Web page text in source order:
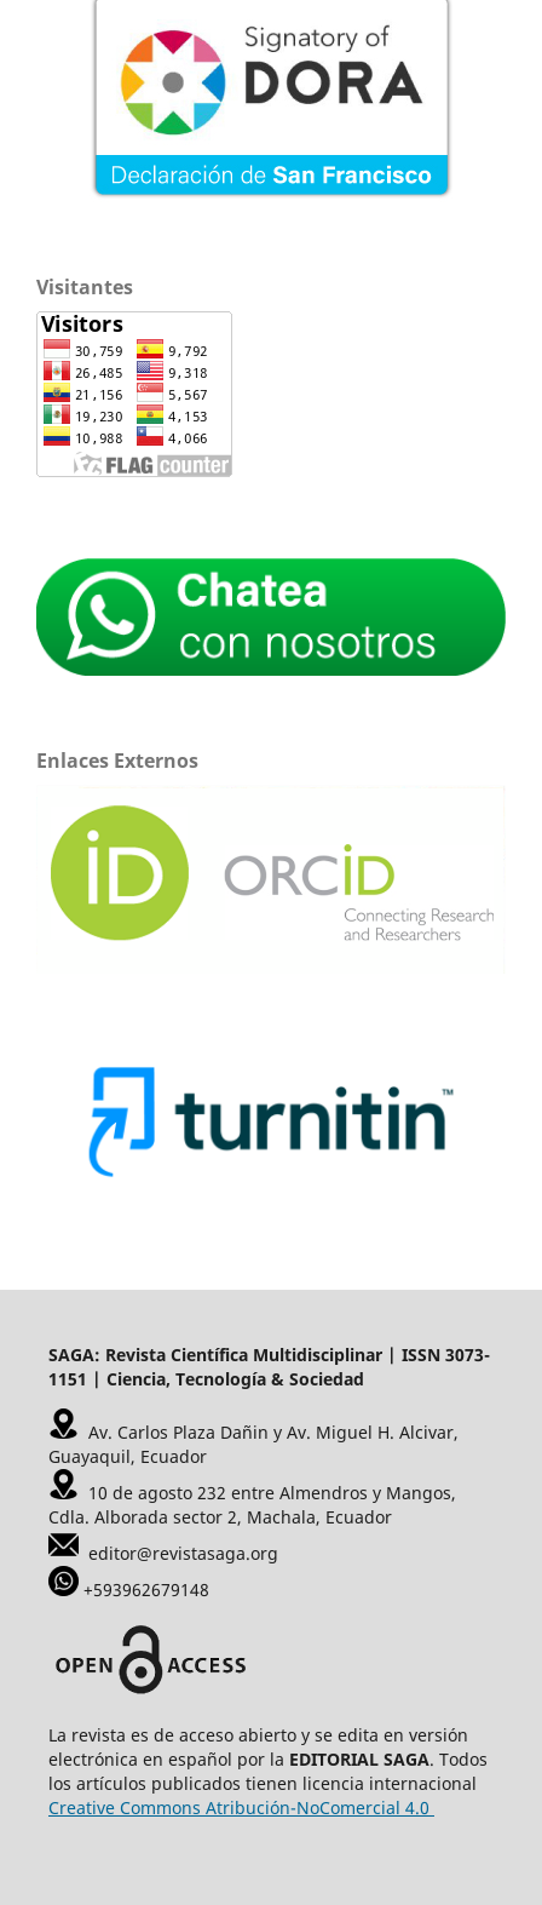
Visitantes
Enlaces Externos
SAGA: Revista Científica Multidisciplinar | ISSN 3073-
1151 | Ciencia, Tecnología & Sociedad
Av. Carlos Plaza Dañin y Av. Miguel H. Alcivar,
Guayaquil, Ecuador
10 de agosto 232 entre Almendros y Mangos,
Cdla. Alborada sector 2, Machala, Ecuador
editor@revistasaga.org
+593962679148
La revista es de acceso abierto y se edita en versión
electrónica en español por la EDITORIAL SAGA. Todos
los artículos publicados tienen licencia internacional
Creative Commons Atribución-NoComercial 4.0